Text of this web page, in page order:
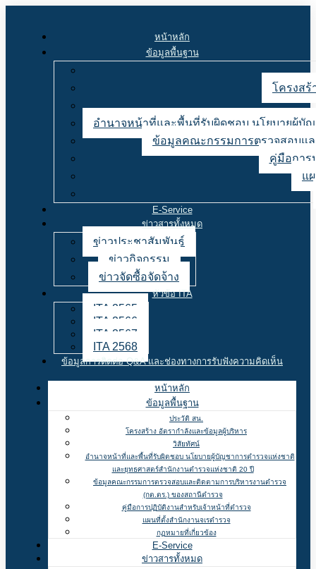
หน้าหลัก
ข้อมูลพื้นฐาน
โครงสร้
อำนาจหน้าที่และพื้นที่รับผิดชอบ นโยบายผู้บั
ข้อมูลคณะกรรมการตรวจสอบแล
คู่มือการ
แ
E-Service
ข่าวสารทั้งหมด
ข่าวประชาสัมพันธ์
ข่าวกิจกรรม
ข่าวจัดซื้อจัดจ้าง
หัวข้อ ITA
ITA 2565
ITA 2566
ITA 2567
ITA 2568
ข้อมูลการติดต่อ Q&A และช่องทางการรับฟังความคิดเห็น
หน้าหลัก
ข้อมูลพื้นฐาน
ประวัติ สน.
โครงสร้าง อัตรากำลังและข้อมูลผู้บริหาร
วิสัยทัศน์
อำนาจหน้าที่และพื้นที่รับผิดชอบ นโยบายผู้บัญชาการตำรวจแห่งชาติ
และยุทธศาสตร์สำนักงานตำรวจแห่งชาติ 20 ปี
ข้อมูลคณะกรรมการตรวจสอบและติดตามการบริหารงานตำรวจ
(กต.ตร.) ของสถานีตำรวจ
คู่มือการปฏิบัติงานสำหรับเจ้าหน้าที่ตำรวจ
แผนที่ตั้งสำนักงานจเรตำรวจ
กฏหมายที่เกี่ยวข้อง
E-Service
ข่าวสารทั้งหมด